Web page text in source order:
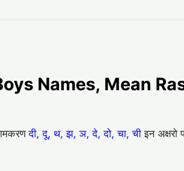
Names, Mean
दी, दू, थ, झ, ञ, दे, दो, चा, ची इन अक्षरो